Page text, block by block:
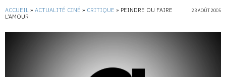
ACCUEIL » ACTUALITÉ CINÉ » CRITIQUE » PEINDRE OU FAIRE
L’AMOUR
23 AOÛT 2005